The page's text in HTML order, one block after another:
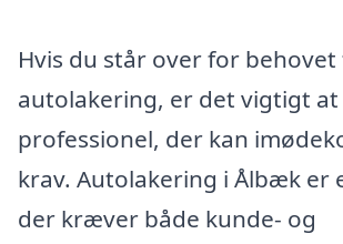
Hvis du står over for
autolakering, er det vigtigt
professionel, der kan
krav. Autolakering i Ålbæk er
der kræver både kunde- og